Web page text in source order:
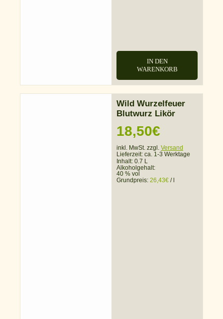
IN DEN
WARENKORB
Wild Wurzelfeuer
Blutwurz Likör
18,50€
inkl. MwSt. zzgl. Versand
Lieferzeit: ca. 1-3 Werktage
Inhalt: 0.7 L
Alkoholgehalt:
40 % vol
Grundpreis: 26,43€ /